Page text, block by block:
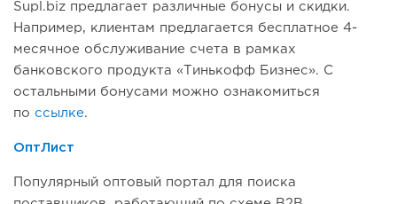
Supl.biz предлагает различные бонусы и скидки.
Например, клиентам предлагается бесплатное 4-
месячное обслуживание счета в рамках
банковского продукта «Тинькофф Бизнес». С
остальными бонусами можно ознакомиться
по ссылке.
ОптЛист
Популярный оптовый портал для поиска